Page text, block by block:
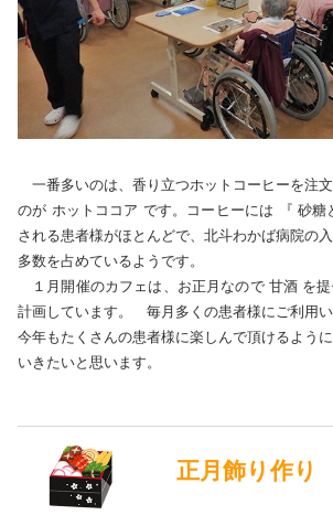
一番多いのは、香り立つホットコーヒーを注
のが ホットココア です。コーヒーには 『 砂糖
される患者様がほとんどで、北斗わかば病院の
多数を占めているようです。
１月開催のカフェは、お正月なので 甘酒 を提
計画しています。 毎月多くの患者様にご利用い
今年もたくさんの患者様に楽しんで頂けるよう
いきたいと思います。
正月飾り作り